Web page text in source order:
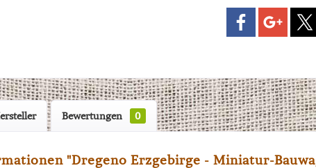
Bewertungen 0
"Dregeno Erzgebirge - Miniatur-